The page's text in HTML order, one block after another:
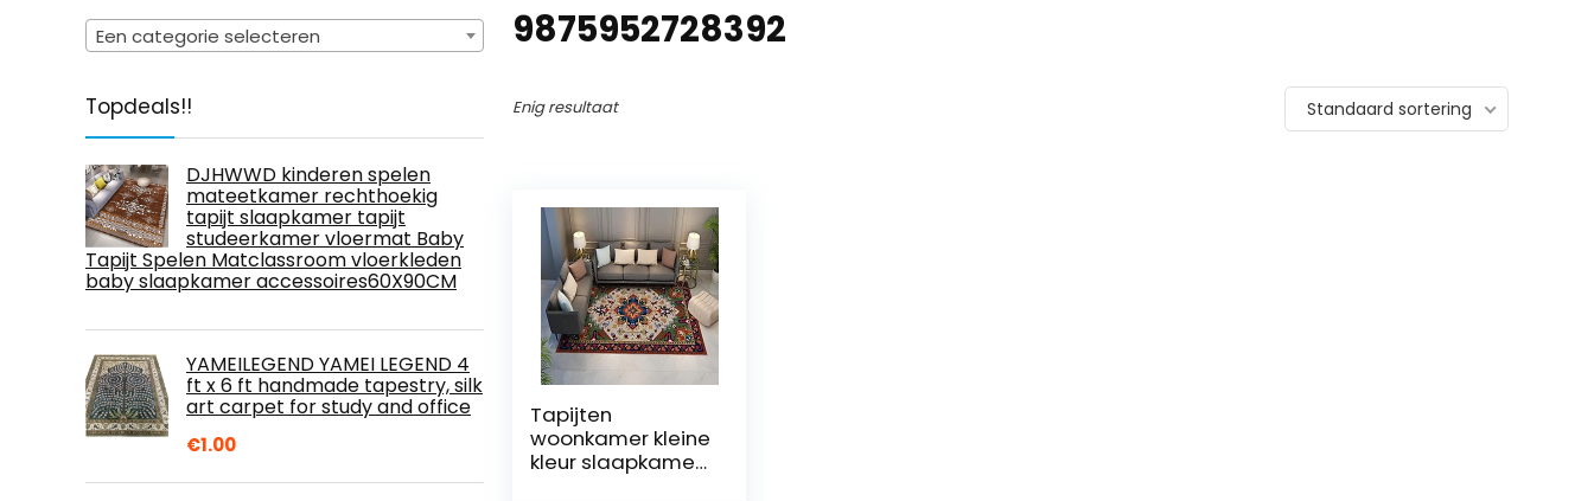
Een categorie selecteren
Topdeals!!
DJHWWD kinderen spelen
mateetkamer rechthoekig
tapijt slaapkamer tapijt
studeerkamer vloermat Baby
Tapijt Spelen Matclassroom vloerkleden
baby slaapkamer accessoires60X90CM
YAMEILEGEND YAMEI LEGEND 4
ft x 6 ft handmade tapestry, silk
art carpet for study and office
€1.00
‎9875952728392
Enig resultaat Standaard sortering
Tapijten
woonkamer kleine
kleur slaapkamer